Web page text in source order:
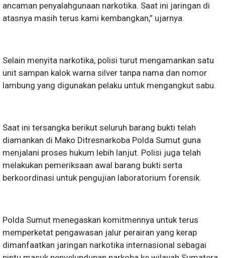
ancaman penyalahgunaan narkotika. Saat ini jaringan di
atasnya masih terus kami kembangkan,” ujarnya.
Selain menyita narkotika, polisi turut mengamankan satu
unit sampan kalok warna silver tanpa nama dan nomor
lambung yang digunakan pelaku untuk mengangkut sabu.
Saat ini tersangka berikut seluruh barang bukti telah
diamankan di Mako Ditresnarkoba Polda Sumut guna
menjalani proses hukum lebih lanjut. Polisi juga telah
melakukan pemeriksaan awal barang bukti serta
berkoordinasi untuk pengujian laboratorium forensik.
Polda Sumut menegaskan komitmennya untuk terus
memperketat pengawasan jalur perairan yang kerap
dimanfaatkan jaringan narkotika internasional sebagai